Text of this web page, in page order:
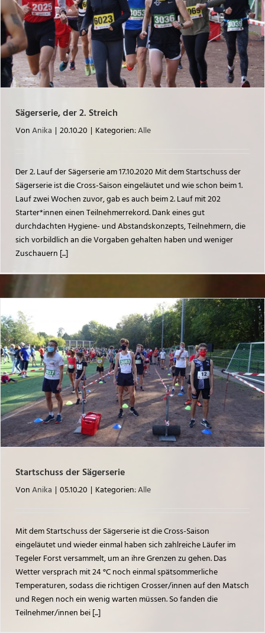
Sägerserie, der 2. Streich
VonAnika | 20.10.20 | Kategorien:Alle
Der 2. Lauf der Sägerserie am 17.10.2020 Mit dem Startschuss der
Sägerserie ist die Cross-Saison eingeläutet und wie schon beim 1.
Lauf zwei Wochen zuvor, gab es auch beim 2. Lauf mit 202
Starter*innen einen Teilnehmerrekord. Dank eines gut
durchdachten Hygiene- und Abstandskonzepts, Teilnehmern, die
sich vorbildlich an die Vorgaben gehalten haben und weniger
Zuschauern [...]
Startschuss der Sägerserie
VonAnika | 05.10.20 | Kategorien:Alle
Mit dem Startschuss der Sägerserie ist die Cross-Saison
eingeläutet und wieder einmal haben sich zahlreiche Läufer im
Tegeler Forst versammelt, um an ihre Grenzen zu gehen. Das
Wetter versprach mit 24 °C noch einmal spätsommerliche
Temperaturen, sodass die richtigen Crosser/innen auf den Matsch
und Regen noch ein wenig warten müssen. So fanden die
Teilnehmer/innen bei [...]